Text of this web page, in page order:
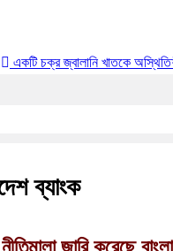
খাতকে অস্থিতিশীল করার
ব্যাংক